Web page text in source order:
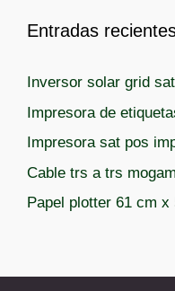
Entradas
Inversor solar grid
Impresora de
Impresora sat pos
Cable trs a trs
Papel plotter 61 cm x